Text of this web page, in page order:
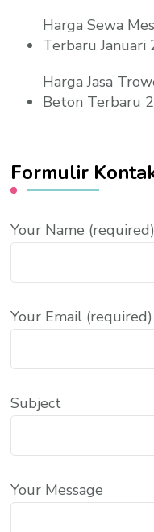
Harga Sewa
Terbaru Januari
Harga Jasa
Beton Terbaru
Formulir
Your Name (required)
Your Email (required)
Subject
Your Message